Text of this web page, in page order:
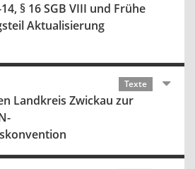
§ 16 SGB VIII und Frühe
Aktualisierung
Texte
Landkreis Zwickau zur